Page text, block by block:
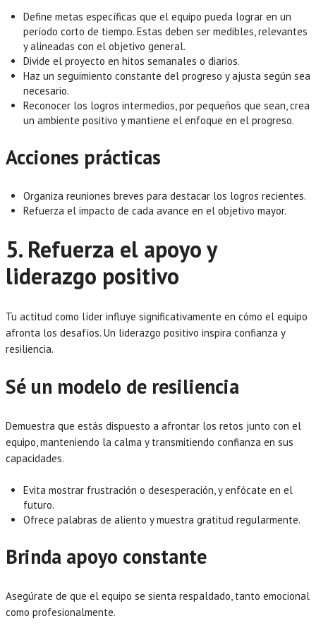
Define metas específicas que el equipo pueda lograr en un
período corto de tiempo. Estas deben ser medibles, relevantes
y alineadas con el objetivo general.
Divide el proyecto en hitos semanales o diarios.
Haz un seguimiento constante del progreso y ajusta según sea
necesario.
Reconocer los logros intermedios, por pequeños que sean, crea
un ambiente positivo y mantiene el enfoque en el progreso.
Acciones prácticas
Organiza reuniones breves para destacar los logros recientes.
Refuerza el impacto de cada avance en el objetivo mayor.
5. Refuerza el apoyo y
liderazgo positivo
Tu actitud como líder influye significativamente en cómo el equipo
afronta los desafíos. Un liderazgo positivo inspira confianza y
resiliencia.
Sé un modelo de resiliencia
Demuestra que estás dispuesto a afrontar los retos junto con el
equipo, manteniendo la calma y transmitiendo confianza en sus
capacidades.
Evita mostrar frustración o desesperación, y enfócate en el
futuro.
Ofrece palabras de aliento y muestra gratitud regularmente.
Brinda apoyo constante
Asegúrate de que el equipo se sienta respaldado, tanto emocional
como profesionalmente.